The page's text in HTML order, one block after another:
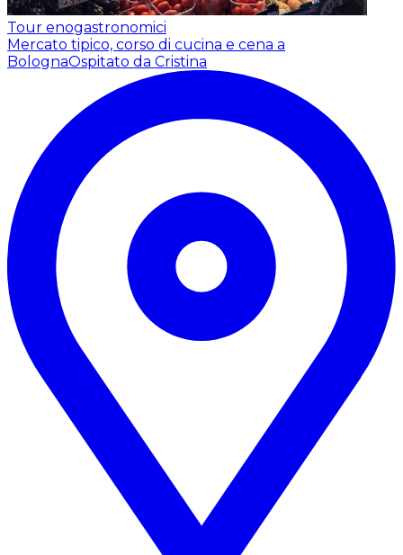
Tour enogastronomici
Mercato tipico, corso di cucina e cena a
BolognaOspitato da Cristina